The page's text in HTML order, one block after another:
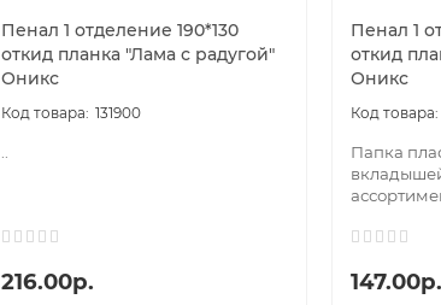
Пенал 1 отделение 190*130
откид планка "Лама с радугой"
Оникс
131900
216.00р.
Пенал 1
откид
Оникс
Папка
147.00р.